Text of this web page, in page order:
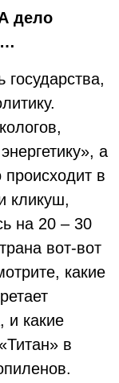
дело
а
происходит в
кликуш,
на 20 – 30
вот-вот
какие
и какие
в